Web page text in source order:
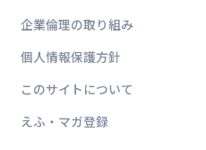
企業倫理の取り組み
個人情報保護方針
このサイトについて
えふ・マガ登録